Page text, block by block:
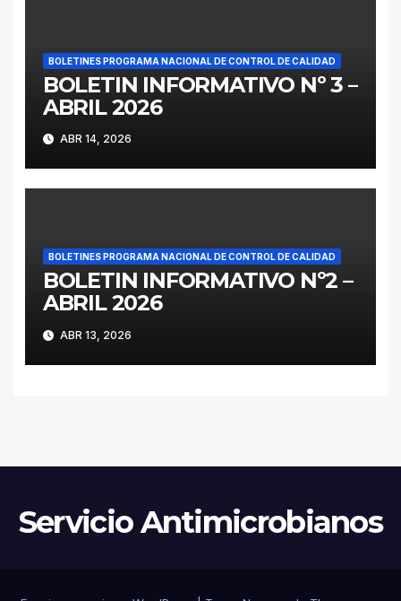
BOLETINES PROGRAMA NACIONAL DE CONTROL DE CALIDAD
BOLETIN INFORMATIVO Nº 3 –
ABRIL 2026
ABR 14, 2026
BOLETINES PROGRAMA NACIONAL DE CONTROL DE CALIDAD
BOLETIN INFORMATIVO Nº2 –
ABRIL 2026
ABR 13, 2026
Servicio Antimicrobianos